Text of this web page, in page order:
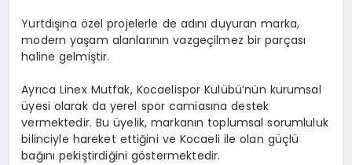
Yurtdışına özel projelerle de adını duyuran marka,
modern yaşam alanlarının vazgeçilmez bir parçası
haline gelmiştir.
Ayrıca Linex Mutfak, Kocaelispor Kulübü’nün kurumsal
üyesi olarak da yerel spor camiasına destek
vermektedir. Bu üyelik, markanın toplumsal sorumluluk
bilinciyle hareket ettiğini ve Kocaeli ile olan güçlü
bağını pekiştirdiğini göstermektedir.